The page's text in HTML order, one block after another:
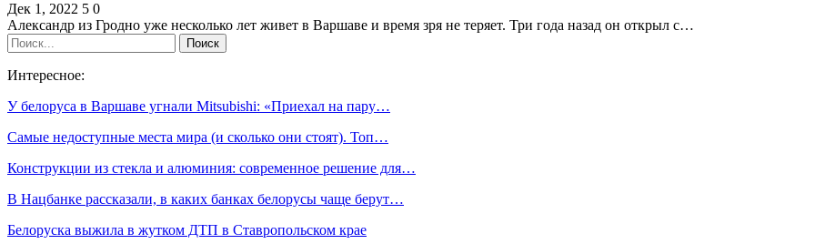
Дек 1, 2022 5 0
Александр из Гродно уже несколько лет живет в Варшаве и время зря не теряет. Три года назад он открыл с…
Интересное:
У белоруса в Варшаве угнали Mitsubishi: «Приехал на пару…
Самые недоступные места мира (и сколько они стоят). Топ…
Конструкции из стекла и алюминия: современное решение для…
В Нацбанке рассказали, в каких банках белорусы чаще берут…
Белоруска выжила в жутком ДТП в Ставропольском крае